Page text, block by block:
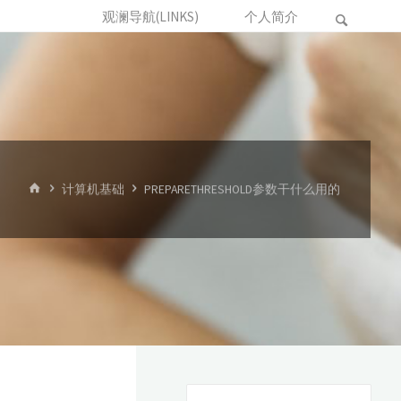
观澜导航(LINKS) 个人简介
首 计算机基础 PREPARETHRESHOLD参数干什么用的